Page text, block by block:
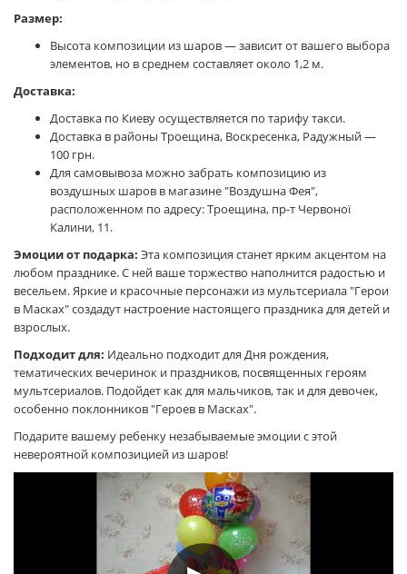
Размер:
Высота композиции из шаров — зависит от вашего выбора
элементов, но в среднем составляет около 1,2 м.
Доставка:
Доставка по Киеву осуществляется по тарифу такси.
Доставка в районы Троещина, Воскресенка, Радужный —
100 грн.
Для самовывоза можно забрать композицию из
воздушных шаров в магазине "Воздушна Фея",
расположенном по адресу: Троещина, пр-т Червоної
Калини, 11.
Эмоции от подарка: Эта композиция станет ярким акцентом на
любом празднике. С ней ваше торжество наполнится радостью и
весельем. Яркие и красочные персонажи из мультсериала "Герои
в Масках" создадут настроение настоящего праздника для детей и
взрослых.
Подходит для: Идеально подходит для Дня рождения,
тематических вечеринок и праздников, посвященных героям
мультсериалов. Подойдет как для мальчиков, так и для девочек,
особенно поклонников "Героев в Масках".
Подарите вашему ребенку незабываемые эмоции с этой
невероятной композицией из шаров!